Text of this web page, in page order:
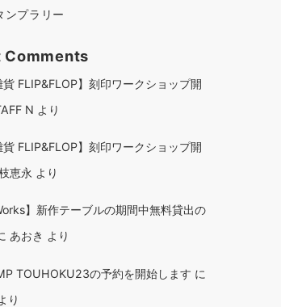
ンプラリー
Comments
貨 FLIP&FLOP】刻印ワークショップ開
N より
貨 FLIP&FLOP】刻印ワークショップ開
恵永 より
】新作テーブルの期間中無料貸出の
あおき より
TOUHOKU23の予約を開始します に
り